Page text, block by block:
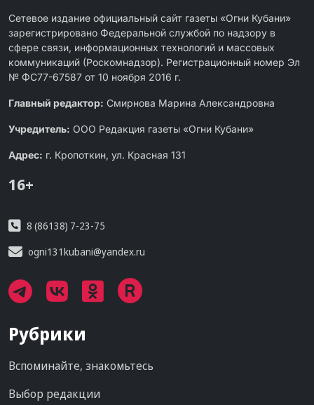
Сетевое издание официальный сайт газеты «Огни Кубани»
зарегистрировано Федеральной службой по надзору в
сфере связи, информационных технологий и массовых
коммуникаций (Роскомнадзор). Регистрационный номер Эл
№ ФС77-67587 от 10 ноября 2016 г.
Главный редактор: Смирнова Марина Александровна
Учредитель: ООО Редакция газеты «Огни Кубани»
Адрес: г. Кропоткин, ул. Красная 131
16+
8 (86138) 7-23-75
ogni131kubani@yandex.ru
Рубрики
Вспоминайте, знакомьтесь
Выбор редакции